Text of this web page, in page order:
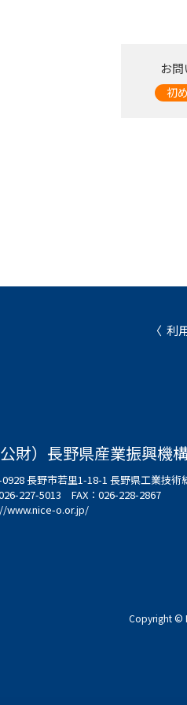
お
初
利
財）長野県産業振興機
0928 長野市若里1-18-1 長野県工業技術
227-5013 FAX：026-228-2867
www.nice-o.or.jp/
Copyright ©